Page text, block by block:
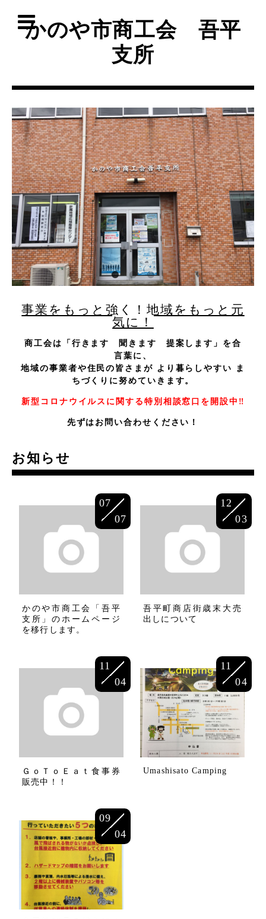
かのや市商工会 吾平
支所
事業をもっと強く！地域をもっと元
気に！
商工会は「行きます 聞きます 提案します」を合
言葉に、
地域の事業者や住民の皆さまが より暮らしやすい
ま
ちづくりに努めていきます。
新型コロナウイルスに関する特別相談窓口を開設中‼
先ずはお問い合わせください！
お知らせ
07
07
かのや市商工会「吾平
支所」のホームページ
を移行します。
12
03
吾平町商店街歳末大売
出しについて
11
04
ＧｏＴｏＥａｔ食事券
販売中！！
11
04
Umashisato Camping
09
04